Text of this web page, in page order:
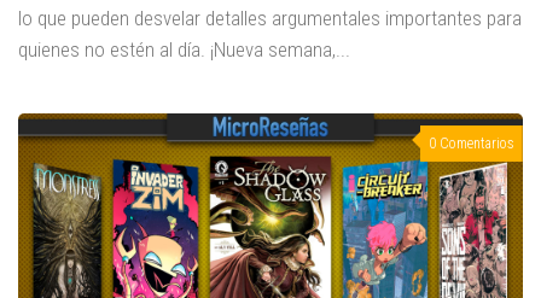
lo que pueden desvelar detalles argumentales importantes para
quienes no estén al día. ¡Nueva semana,...
0 Comentarios